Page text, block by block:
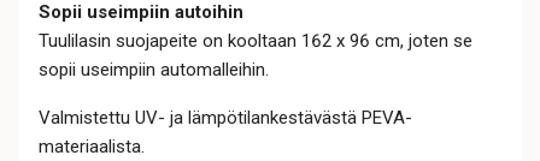
Sopii useimpiin autoihin
Tuulilasin suojapeite on kooltaan 162 x 96 cm, joten se
sopii useimpiin automalleihin.
Valmistettu UV- ja lämpötilankestävästä PEVA-
materiaalista.